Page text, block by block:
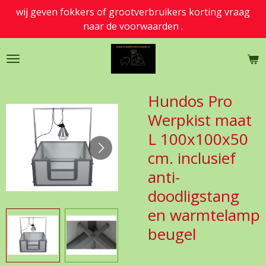
Ga
naar
de
wij geven fokkers of grootverbruikers korting vraag
naar de voorwaarden .
Hundos Pro
Werpkist maat
L 100x100x50
cm. inclusief
anti-
doodligstang
en warmtelamp
beugel